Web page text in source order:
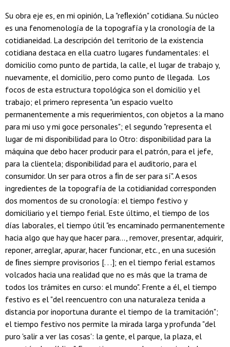
Su obra eje es, en mi opinión, La "reﬂexión" cotidiana. Su núcleo
es una fenomenología de la topografía y la cronología de la
cotidianeidad. La descripción del territorio de la existencia
cotidiana destaca en ella cuatro lugares fundamentales: el
domicilio como punto de partida, la calle, el lugar de trabajo y,
nuevamente, el domicilio, pero como punto de llegada. Los
focos de esta estructura topológica son el domicilio y el
trabajo; el primero representa "un espacio vuelto
permanentemente a mis requerimientos, con objetos a la mano
para mi uso y mi goce personales"; el segundo "representa el
lugar de mi disponibilidad para lo Otro: disponibilidad para la
máquina que debo hacer producir para el patrón, para el jefe,
para la clientela; disponibilidad para el auditorio, para el
consumidor. Un ser para otros a ﬁn de ser para sí". A esos
ingredientes de la topografía de la cotidianidad corresponden
dos momentos de su cronología: el tiempo festivo y
domiciliario y el tiempo ferial. Este último, el tiempo de los
días laborales, el tiempo útil "es encaminado permanentemente
hacia algo que hay que hacer para..., remover, presentar, adquirir,
reponer, arreglar, apurar, hacer funcionar, etc., en una sucesión
de ﬁnes siempre provisorios [. . .]; en el tiempo ferial estamos
volcados hacia una realidad que no es más que la trama de
todos los trámites en curso: el mundo". Frente a él, el tiempo
festivo es el "del reencuentro con una naturaleza tenida a
distancia por inoportuna durante el tiempo de la tramitación";
el tiempo festivo nos permite la mirada larga y profunda "del
puro 'salir a ver las cosas': la gente, el parque, la plaza, el